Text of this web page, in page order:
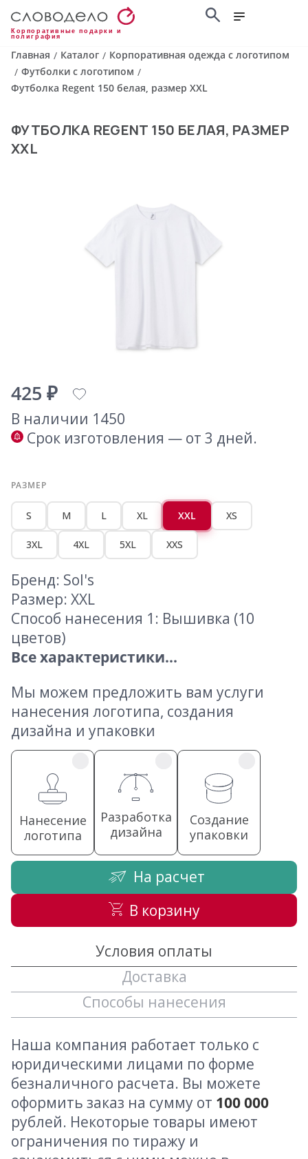
Корпоративные подарки и
полиграфия
Главная / Каталог / Корпоративная одежда с логотипом
/ Футболки с логотипом /
Футболка Regent 150 белая, размер XXL
ФУТБОЛКА REGENT 150 БЕЛАЯ, РАЗМЕР
XXL
425 ₽
В наличии 1450
Срок изготовления — от 3 дней.
РАЗМЕР
S M L XL XXL XS
3XL 4XL 5XL XXS
Бренд: Sol's
Размер: XXL
Способ нанесения 1: Вышивка (10
цветов)
Все характеристики...
Мы можем предложить вам услуги
нанесения логотипа, создания
дизайна и упаковки
Нанесение
логотипа
Разработка
дизайна
Создание
упаковки
На расчет
В корзину
Условия оплаты
Доставка
Способы нанесения
Наша компания работает только с
юридическими лицами по форме
безналичного расчета. Вы можете
оформить заказ на сумму от 100 000
рублей. Некоторые товары имеют
ограничения по тиражу и